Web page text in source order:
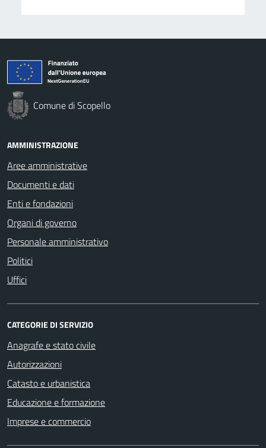
Comune di Scopello
AMMINISTRAZIONE
Aree amministrative
Documenti e dati
Enti e fondazioni
Organi di governo
Personale amministrativo
Politici
Uffici
CATEGORIE DI SERVIZIO
Anagrafe e stato civile
Autorizzazioni
Catasto e urbanistica
Educazione e formazione
Imprese e commercio